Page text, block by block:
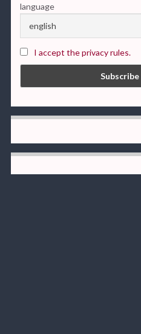
language
I accept the privacy rules.